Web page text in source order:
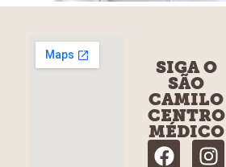
SIGA O
SÃO
CAMILO
CENTRO
MÉDICO